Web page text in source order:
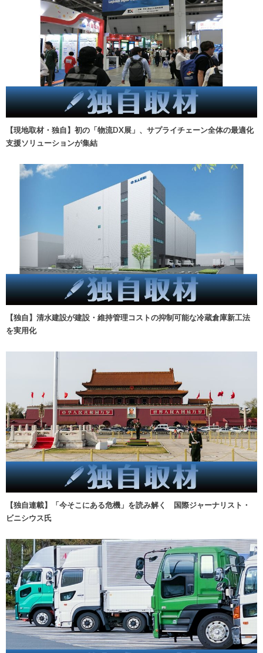
【現地取材・独自】初の「物流DX展」、サプライチェーン全体の最適化
支援ソリューションが集結
【独自】清水建設が建設・維持管理コストの抑制可能な冷蔵倉庫新工法
を実用化
【独自連載】「今そこにある危機」を読み解く 国際ジャーナリスト・
ビニシウス氏